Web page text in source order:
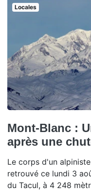
Locales
Mont-Blanc :
après une
Le corps d'un
retrouvé ce lundi 3
du Tacul, à 4 248